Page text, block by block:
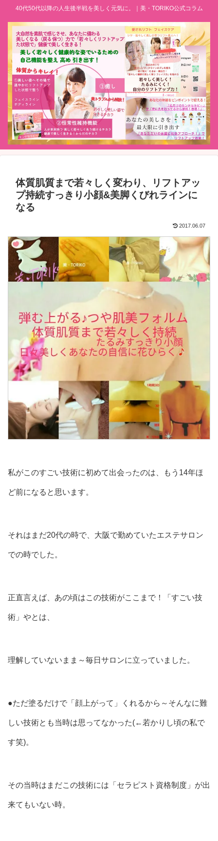
40代50代以降の人生後半戦を美しく元気に。｜美・TORIKO公式コラム
体質肌質まで若々しく変わり、リフトアッ
プ持続すっきり小顔&美脚くびれラインに
なる
2017.06.07
私がこのすごい技術に初めて出会ったのは、もう14年ほ
ど前になると思います。
それはまだ20代の時で、 大阪で勤めていたエステサロン
での時でした。
正直言えば、あの頃はこの技術がここまで！「すごい技
術」やとは、
理解していないまま～毎日サロンに立っていました。
●ただ塗るだけで「顔上がって」くれるから～そんなに難
しい技術とも当時は思ってなかった(←若かりし頃の私で
す笑)。
その当時はまだこの技術には「セラピスト資格制度」が出
来てもいない時。